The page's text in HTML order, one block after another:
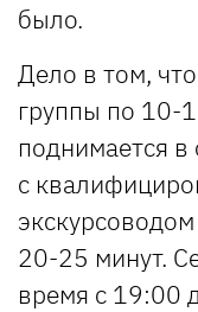
было.
Дело в том,
группы по 10-
поднимается
с
20-25 минут.
время с 19:00